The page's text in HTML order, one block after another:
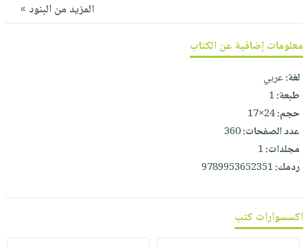
نيل
وفرات
انشر
كتابك
تواصل
معنا
المزيد من البنود »
معلومات إضافية عن الكتاب
لغة:عربي
طبعة:1
حجم:24×17
عدد الصفحات:360
مجلدات:1
ردمك:9789953652351
اكسسوارات كتب